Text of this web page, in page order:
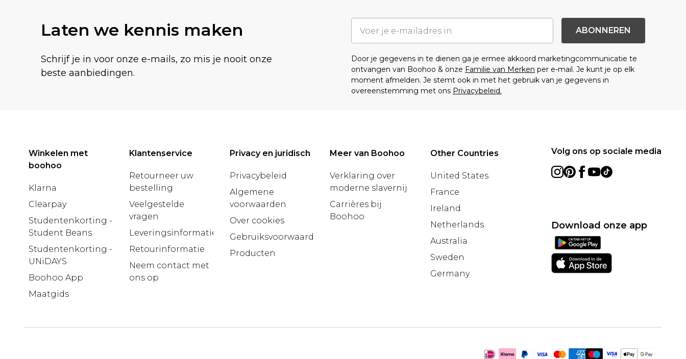
Laten we kennis maken
Schrijf je in voor onze e-mails, zo mis je nooit onze
beste aanbiedingen.
ABONNEREN
Door je gegevens in te dienen ga je ermee akkoord marketingcommunicatie te
ontvangen van Boohoo & onze Familie van Merken per e-mail. Je kunt je op elk
moment afmelden. Je stemt ook in met het gebruik van je gegevens in
overeenstemming met ons Privacybeleid.
Winkelen met
boohoo
Klarna
Clearpay
Studentenkorting -
Student Beans
Studentenkorting -
UNiDAYS
Boohoo App
Maatgids
Klantenservice
Retourneer uw
bestelling
Veelgestelde
vragen
Leveringsinformatie
Retourinformatie
Neem contact met
ons op
Privacy en juridisch
Privacybeleid
Algemene
voorwaarden
Over cookies
Gebruiksvoorwaarden
Producten
Meer van Boohoo
Verklaring over
moderne slavernij
Carrières bij
Boohoo
Other Countries
United States
France
Ireland
Netherlands
Australia
Sweden
Germany
Volg ons op sociale media
Download onze app